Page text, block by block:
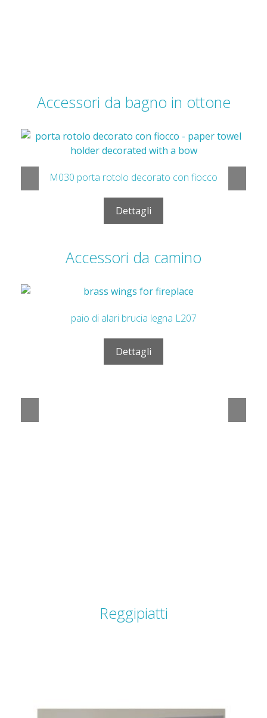
Accessori da bagno in ottone
M029 anello porta asciugamani con fiocco
Dettagli
Accessori da camino
parascintille in ottone cm. 100 x 50 h – L320
Dettagli
Reggipiatti
Dettagli